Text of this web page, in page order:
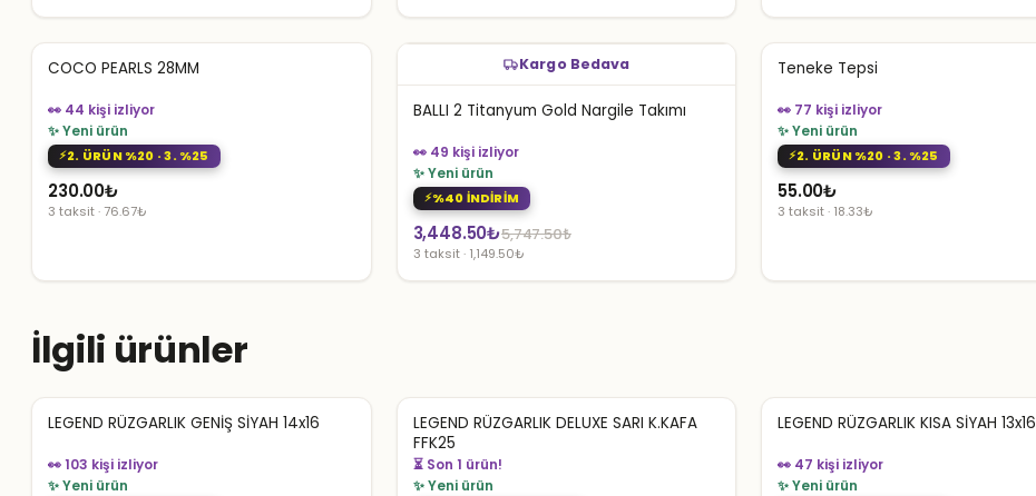
COCO PEARLS 28MM
👀 44 kişi izliyor
✨ Yeni ürün
2. ÜRÜN %20 · 3. %25
230.00₺
3 taksit · 76.67₺
Kargo Bedava
BALLI 2 Titanyum Gold Nargile Takımı
👀 49 kişi izliyor
✨ Yeni ürün
%40 İNDİRİM
5,747.50₺
Orijinal
fiyat:
5,747.50₺.
3,448.50₺
Şu
andaki
fiyat:
3 taksit · 1,149.50₺
Teneke Tepsi
👀 77 kişi izliyor
✨ Yeni ürün
2. ÜRÜN %20 · 3. %25
55.00₺
3 taksit · 18.33₺
İlgili ürünler
LEGEND RÜZGARLIK GENİŞ SİYAH 14x16
👀 103 kişi izliyor
✨ Yeni ürün
LEGEND RÜZGARLIK DELUXE SARI K.KAFA
FFK25
👀 97 kişi izliyor
✨ Yeni ürün
LEGEND RÜZGARLIK KISA SİYAH 13x16
👀 47 kişi izliyor
✨ Yeni ürün